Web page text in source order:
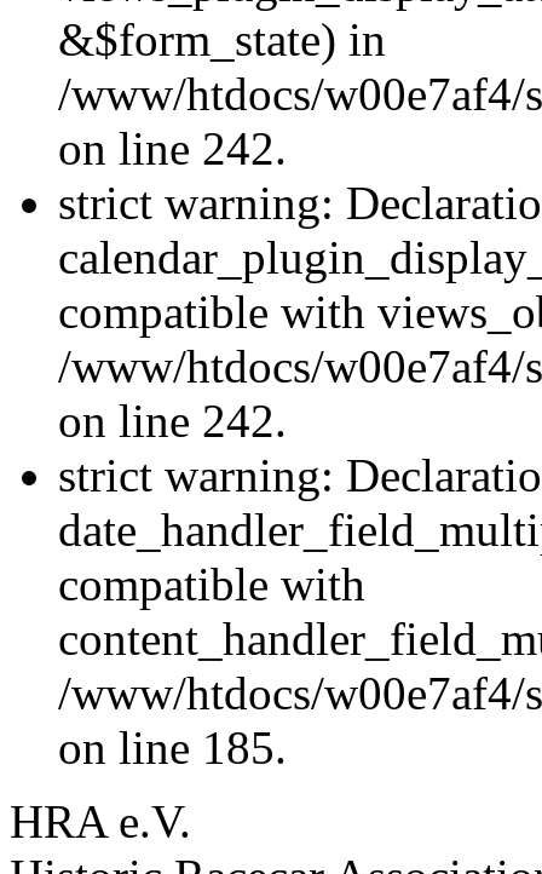
&$form_state) in
/www/htdocs/w00e7af4/
on line 242.
strict warning:
compatible with
/www/htdocs/w00e7af4/
on line 242.
strict warning:
compatible with
/www/htdocs/w00e7af4/
on line 185.
HRA e.V.